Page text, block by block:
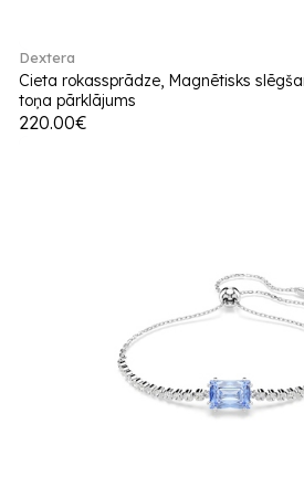
Dextera
Cieta rokassprādze, Magnētisks
toņa pārklājums
220.00€